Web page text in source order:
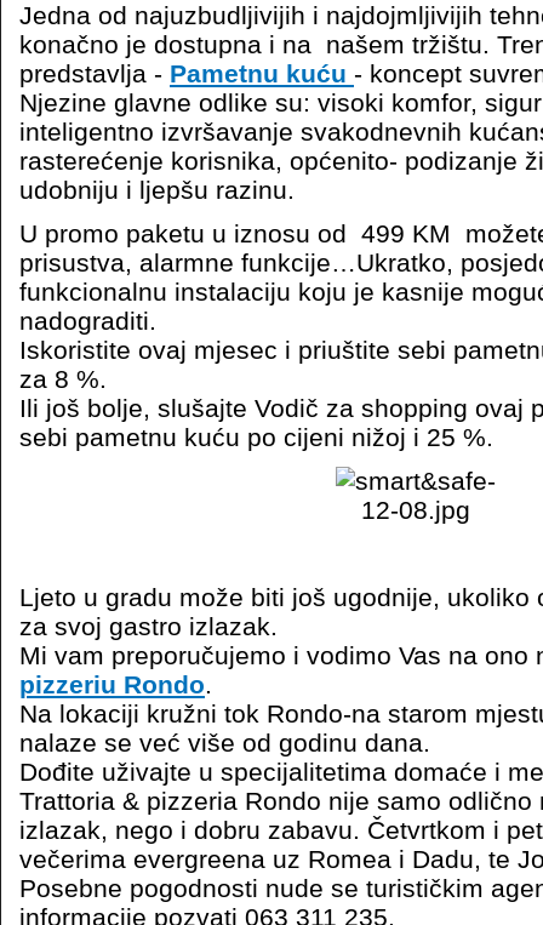
Jedna od najuzbudljivijih i najdojmljivijih
konačno je dostupna i na našem tržištu.
predstavlja - Pametnu kuću - koncept
Njezine glavne odlike su: visoki komfor,
inteligentno izvršavanje svakodnevnih
rasterećenje korisnika, općenito- podizanje
udobniju i ljepšu razinu.
U promo paketu u iznosu od 499 KM
prisustva, alarmne funkcije…Ukratko,
funkcionalnu instalaciju koju je kasnije
nadograditi.
Iskoristite ovaj mjesec i priuštite sebi
za 8 %.
Ili još bolje, slušajte Vodič za shopping ovaj
sebi pametnu kuću po cijeni nižoj i 25 %.
Ljeto u gradu može biti još ugodnije, ukoliko
za svoj gastro izlazak.
Mi vam preporučujemo i vodimo Vas na ono
pizzeriu Rondo.
Na lokaciji kružni tok Rondo-na starom
nalaze se već više od godinu dana.
Dođite uživajte u specijalitetima domaće i
Trattoria & pizzeria Rondo nije samo odlično
izlazak, nego i dobru zabavu. Četvrtkom i
večerima evergreena uz Romea i Dadu, te
Posebne pogodnosti nude se turističkim
informacije pozvati 063 311 235.